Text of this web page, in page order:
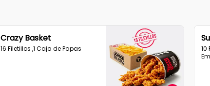
Crazy Basket
16 Filetillos ,1 Caja de Papas
10